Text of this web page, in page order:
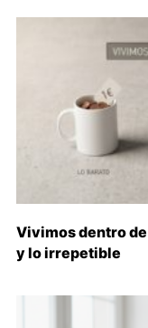
Vivimos dentro
y lo irrepetible